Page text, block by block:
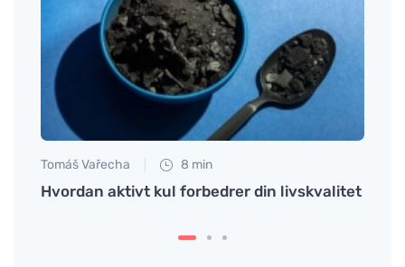
Tomáš Vařecha 8 min
Hvordan aktivt kul forbedrer din livskvalitet